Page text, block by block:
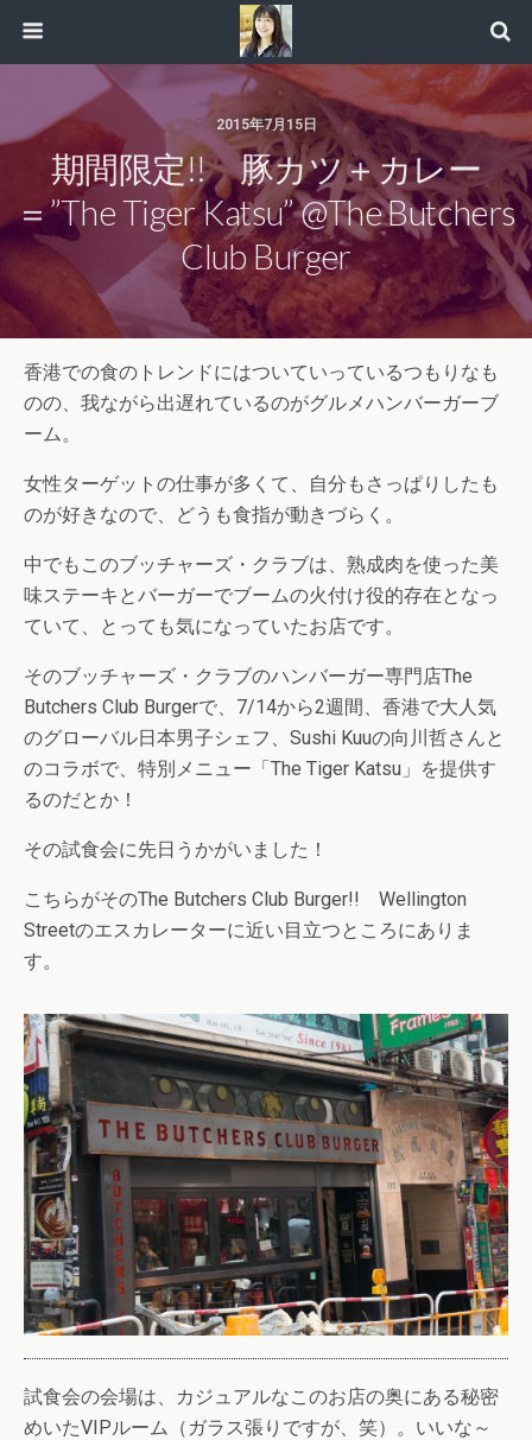
2015年7月15日
期間限定!! 豚カツ＋カレー
＝”The Tiger Katsu” @The Butchers
Club Burger
香港での食のトレンドにはついていっているつもりなも
のの、我ながら出遅れているのがグルメハンバーガーブ
ーム。
女性ターゲットの仕事が多くて、自分もさっぱりしたも
のが好きなので、どうも食指が動きづらく。
中でもこのブッチャーズ・クラブは、熟成肉を使った美
味ステーキとバーガーでブームの火付け役的存在となっ
ていて、とっても気になっていたお店です。
そのブッチャーズ・クラブのハンバーガー専門店The
Butchers Club Burgerで、7/14から2週間、香港で大人気
のグローバル日本男子シェフ、Sushi Kuuの向川哲さんと
のコラボで、特別メニュー「The Tiger Katsu」を提供す
るのだとか！
その試食会に先日うかがいました！
こちらがそのThe Butchers Club Burger!! Wellington
Streetのエスカレーターに近い目立つところにありま
す。
試食会の会場は、カジュアルなこのお店の奥にある秘密
めいたVIPルーム（ガラス張りですが、笑）。いいな～